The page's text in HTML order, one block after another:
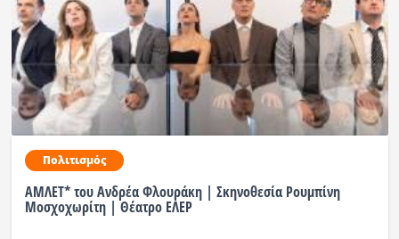
Πολιτισμός
ΑΜΛΕΤ* του Ανδρέα Φλουράκη | Σκηνοθεσία Ρουμπίνη
Μοσχοχωρίτη | Θέατρο ΕΛΕΡ